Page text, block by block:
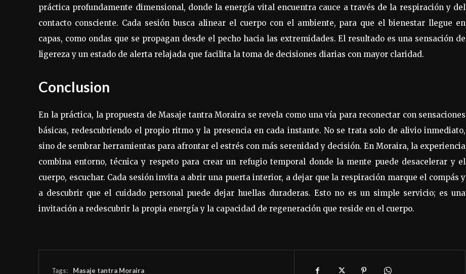
práctica profundamente dimensional, donde la energía vital encuentra cauce a través de la respiración y del
contacto consciente. Cada sesión busca alinear el cuerpo con el ambiente, para que el bienestar llegue en
capas, como ondas que se propagan desde el pecho hacia las extremidades. El resultado es una sensación de
ligereza y un estado de alerta relajada que facilita la toma de decisiones diarias con mayor claridad.
Conclusion
En la práctica, la propuesta de Masaje tantra Moraira se revela como una vía para reconectar con sensaciones
básicas, redescubriendo el propio ritmo y la presencia en cada instante. No se trata solo de alivio inmediato,
sino de sembrar herramientas para afrontar el estrés con más serenidad y decisión. En Moraira, la experiencia
combina entorno, técnica y respeto para crear un refugio temporal donde la mente puede desacelerar y el
cuerpo, escuchar. Cada sesión invita a abrir una puerta interior, a dejar que la respiración marque el compás y
a descubrir que el cuidado personal puede dejar huellas duraderas. Esto no es un simple servicio; es una
invitación a redescubrir la propia energía y la capacidad de regeneración que reside en el cuerpo.
Tags: Masaje tantra Moraira